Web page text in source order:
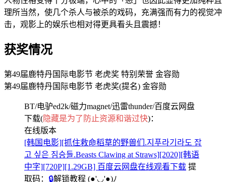
理所当然，使几个杀人与被杀的戏码，充满强而有力的视觉冲
击，观影上的娱乐也相对得更具看头且震撼！
获奖情况
第49届鹿特丹国际电影节 老虎奖 特别荣誉 金容勋
第49届鹿特丹国际电影节 老虎奖(提名) 金容勋
BT/电驴ed2k/磁力magnet/迅雷thunder/百度云网盘
下载(隐藏是为了防止资源和谐过快)：
在线版本
[韩国电影][抓住救命稻草的野兽们.지푸라기라도 잡
고 싶은 짐승들.Beasts Clawing at Straws][2020][韩语
中字][720P][1.29GB] 百度云网盘在线观看下载 提
取码： 🔒解锁教程 (●'◡'●)ﾉ